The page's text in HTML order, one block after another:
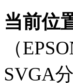
当前位
（
SVGA